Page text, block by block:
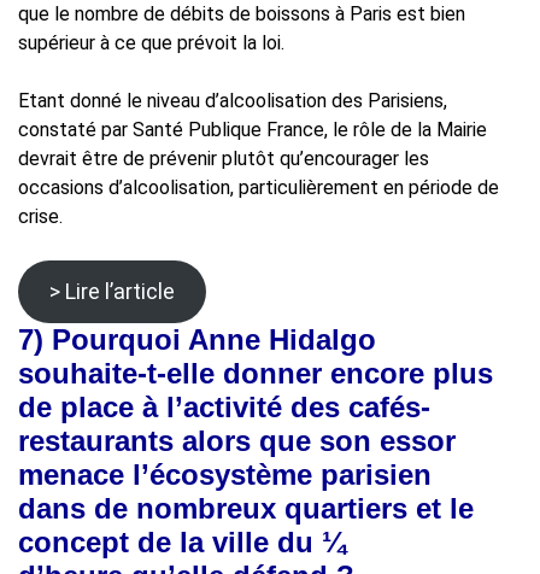
que le nombre de débits de boissons à Paris est bien
supérieur à ce que prévoit la loi.
Etant donné le niveau d’alcoolisation des Parisiens,
constaté par Santé Publique France, le rôle de la Mairie
devrait être de prévenir plutôt qu’encourager les
occasions d’alcoolisation, particulièrement en période de
crise.
> Lire l’article
7) Pourquoi Anne Hidalgo
souhaite-t-elle donner encore plus
de place à l’activité des cafés-
restaurants alors que son essor
menace l’écosystème parisien
dans de nombreux quartiers et le
concept de la ville du ¼